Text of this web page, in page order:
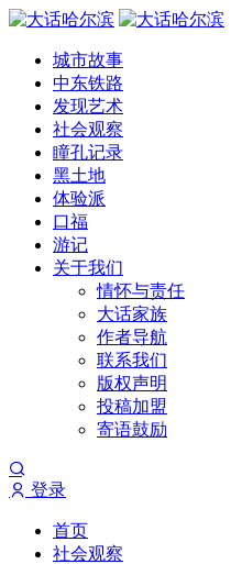
城市故事
中东铁路
发现艺术
社会观察
瞳孔记录
黑土地
体验派
口福
游记
关于我们
情怀与责任
大话家族
作者导航
联系我们
版权声明
投稿加盟
寄语鼓励
登录
首页
社会观察